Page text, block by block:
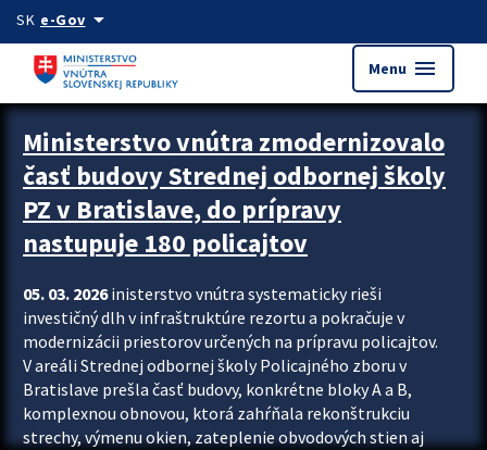
Preskocit na hlavný obsah
SK e-Govarrow_drop_down
Menu menu
Ministerstvo vnútra zmodernizovalo
časť budovy Strednej odbornej školy
PZ v Bratislave, do prípravy
nastupuje 180 policajtov
05. 03. 2026inisterstvo vnútra systematicky rieši
investičný dlh v infraštruktúre rezortu a pokračuje v
modernizácii priestorov určených na prípravu policajtov.
V areáli Strednej odbornej školy Policajného zboru v
Bratislave prešla časť budovy, konkrétne bloky A a B,
komplexnou obnovou, ktorá zahŕňala rekonštrukciu
strechy, výmenu okien, zateplenie obvodových stien aj